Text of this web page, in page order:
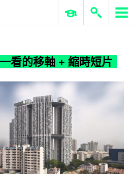
得一看的移軸 + 縮時短片
ERP 與商業 AI
看的移軸 + 縮時短片